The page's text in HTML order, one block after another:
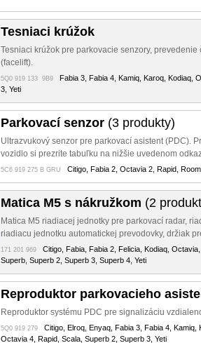
Tesniaci krúžok
Tesniaci krúžok pre parkovacie senzory,
(facelift).
5Q0 919 133 9B9 Fabia 3, Fabia 4, Kamiq, Karoq, Kodiaq,
3, Yeti
Parkovací senzor (3 produkty)
Ultrazvukový senzor pre parkovací asistent (PDC).
vozidlo si prezrite tabuľku na nižšie uvedenom
5C6 919 275 B GRU Citigo, Fabia 2, Octavia 2, Rapid,
Matica M5 s nákružkom (2
Matica M5 riadiacej jednotky pre parkovací radar,
riadiacu jednotku automatickej prevodovky, držiak
171 201 969 Citigo, Fabia, Fabia 2, Felicia, Kodiaq,
Superb, Superb 2, Superb 3, Superb 4, Yeti
Reproduktor parkovacieho
Reproduktor systému PDC pre signalizáciu
5Q0 919 279 Citigo, Elroq, Enyaq, Fabia 3, Fabia 4, Kamiq,
Octavia 4, Rapid, Scala, Superb 2, Superb 3, Yeti